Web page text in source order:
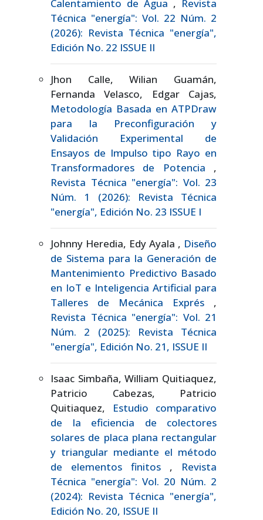
Calentamiento de Agua , Revista
Técnica "energía": Vol. 22 Núm. 2
(2026): Revista Técnica "energía",
Edición No. 22 ISSUE II
Jhon Calle, Wilian Guamán,
Fernanda Velasco, Edgar Cajas,
Metodología Basada en ATPDraw
para la Preconfiguración y
Validación Experimental de
Ensayos de Impulso tipo Rayo en
Transformadores de Potencia ,
Revista Técnica "energía": Vol. 23
Núm. 1 (2026): Revista Técnica
"energía", Edición No. 23 ISSUE I
Johnny Heredia, Edy Ayala , Diseño
de Sistema para la Generación de
Mantenimiento Predictivo Basado
en IoT e Inteligencia Artificial para
Talleres de Mecánica Exprés ,
Revista Técnica "energía": Vol. 21
Núm. 2 (2025): Revista Técnica
"energía", Edición No. 21, ISSUE II
Isaac Simbaña, William Quitiaquez,
Patricio Cabezas, Patricio
Quitiaquez,
Estudio comparativo
de la eficiencia de colectores
solares de placa plana rectangular
y triangular mediante el método
de elementos finitos , Revista
Técnica "energía": Vol. 20 Núm. 2
(2024): Revista Técnica "energía",
Edición No. 20, ISSUE II